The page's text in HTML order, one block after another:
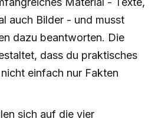
auch Bilder - und musst
dazu beantworten. Die
dass du praktisches
einfach nur Fakten
sich auf die vier